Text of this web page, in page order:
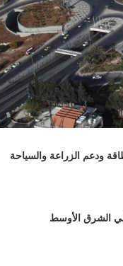
ودعم الزراعة والسياحة
في الشرق الأوسط